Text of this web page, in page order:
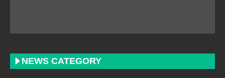
NEWS CATEGORY